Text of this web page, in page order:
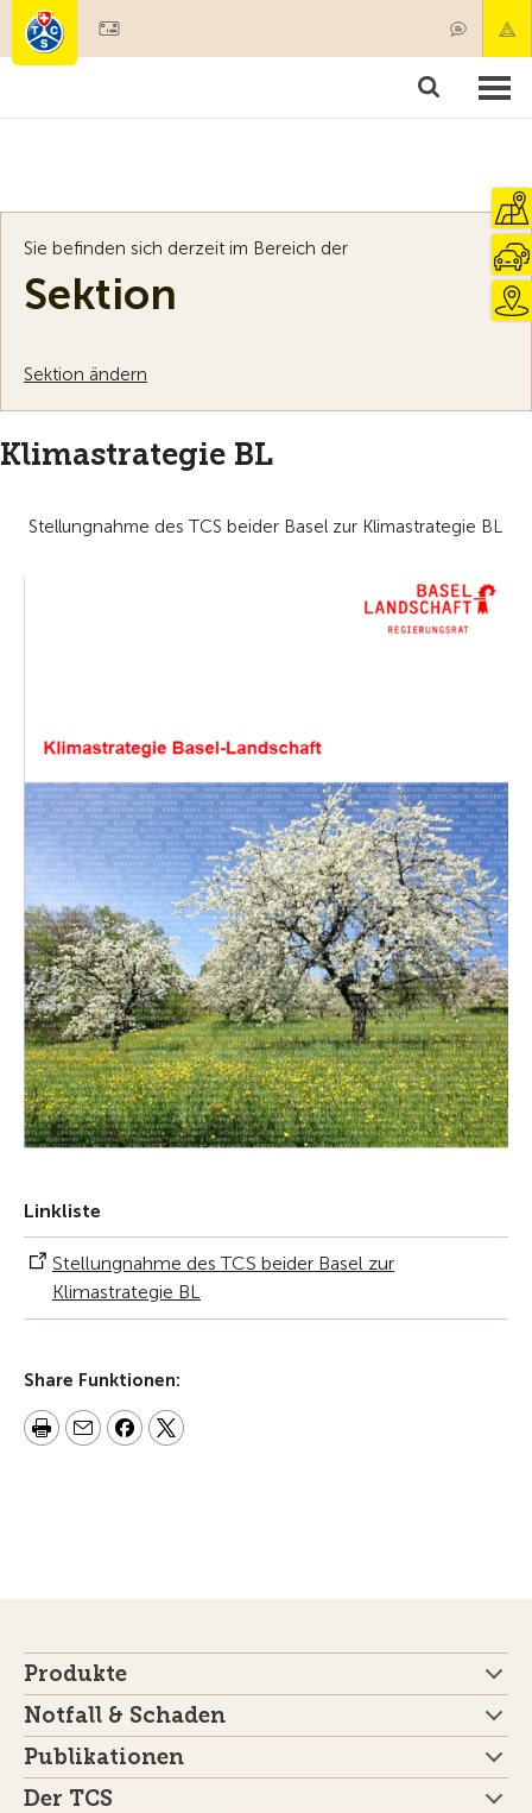
Mitgliedschaft & Leistungen
Sie befinden sich derzeit im Bereich der
Sektion
Sektion ändern
Klimastrategie BL
Stellungnahme des TCS beider Basel zur Klimastrategie BL
Linkliste
Stellungnahme des TCS beider Basel zur
Klimastrategie BL
Share Funktionen:
Produkte
Notfall & Schaden
Publikationen
Der TCS